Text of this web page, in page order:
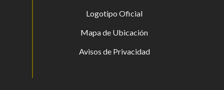
Logotipo Oficial
Mapa de Ubicación
Avisos de Privacidad